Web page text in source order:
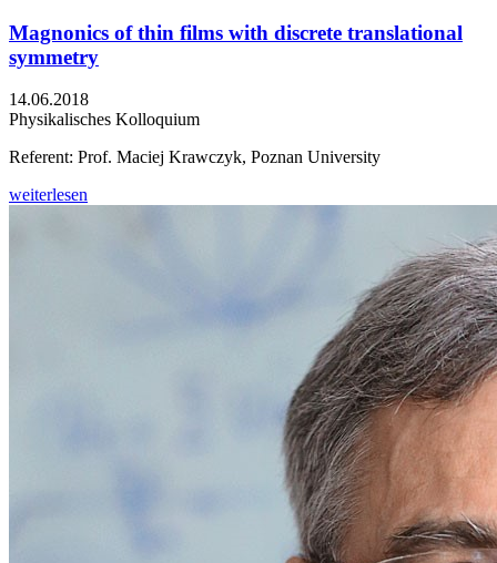
Magnonics of thin films with discrete translational
symmetry
14.06.2018
Physikalisches Kolloquium
Referent: Prof. Maciej Krawczyk, Poznan University
weiterlesen